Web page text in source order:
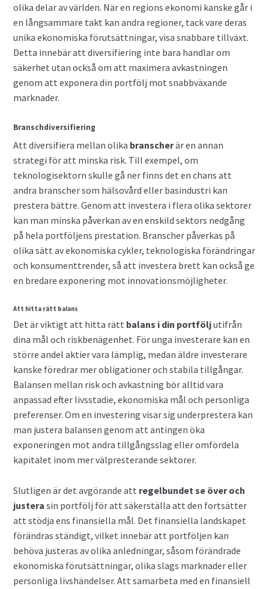
olika delar av världen. När en regions ekonomi kanske går i
en långsammare takt kan andra regioner, tack vare deras
unika ekonomiska förutsättningar, visa snabbare tillväxt.
Detta innebär att diversifiering inte bara handlar om
säkerhet utan också om att maximera avkastningen
genom att exponera din portfölj mot snabbväxande
marknader.
Branschdiversifiering
Att diversifiera mellan olika branscherär en annan
strategi för att minska risk. Till exempel, om
teknologisektorn skulle gå ner finns det en chans att
andra branscher som hälsovård eller basindustri kan
prestera bättre. Genom att investera i flera olika sektorer
kan man minska påverkan av en enskild sektors nedgång
på hela portföljens prestation. Branscher påverkas på
olika sätt av ekonomiska cykler, teknologiska förändringar
och konsumenttrender, så att investera brett kan också ge
en bredare exponering mot innovationsmöjligheter.
Att hitta rätt balans
Det är viktigt att hitta rätt balans i din portföljutifrån
dina mål och riskbenägenhet. För unga investerare kan en
större andel aktier vara lämplig, medan äldre investerare
kanske föredrar mer obligationer och stabila tillgångar.
Balansen mellan risk och avkastning bör alltid vara
anpassad efter livsstadie, ekonomiska mål och personliga
preferenser. Om en investering visar sig underprestera kan
man justera balansen genom att antingen öka
exponeringen mot andra tillgångsslag eller omfördela
kapitalet inom mer välpresterande sektorer.
Slutligen är det avgörande att regelbundet se över och
justera sin portfölj för att säkerställa att den fortsätter
att stödja ens finansiella mål. Det finansiella landskapet
förändras ständigt, vilket innebär att portföljen kan
behöva justeras av olika anledningar, såsom förändrade
ekonomiska förutsättningar, olika slags marknader eller
personliga livshändelser. Att samarbeta med en finansiell